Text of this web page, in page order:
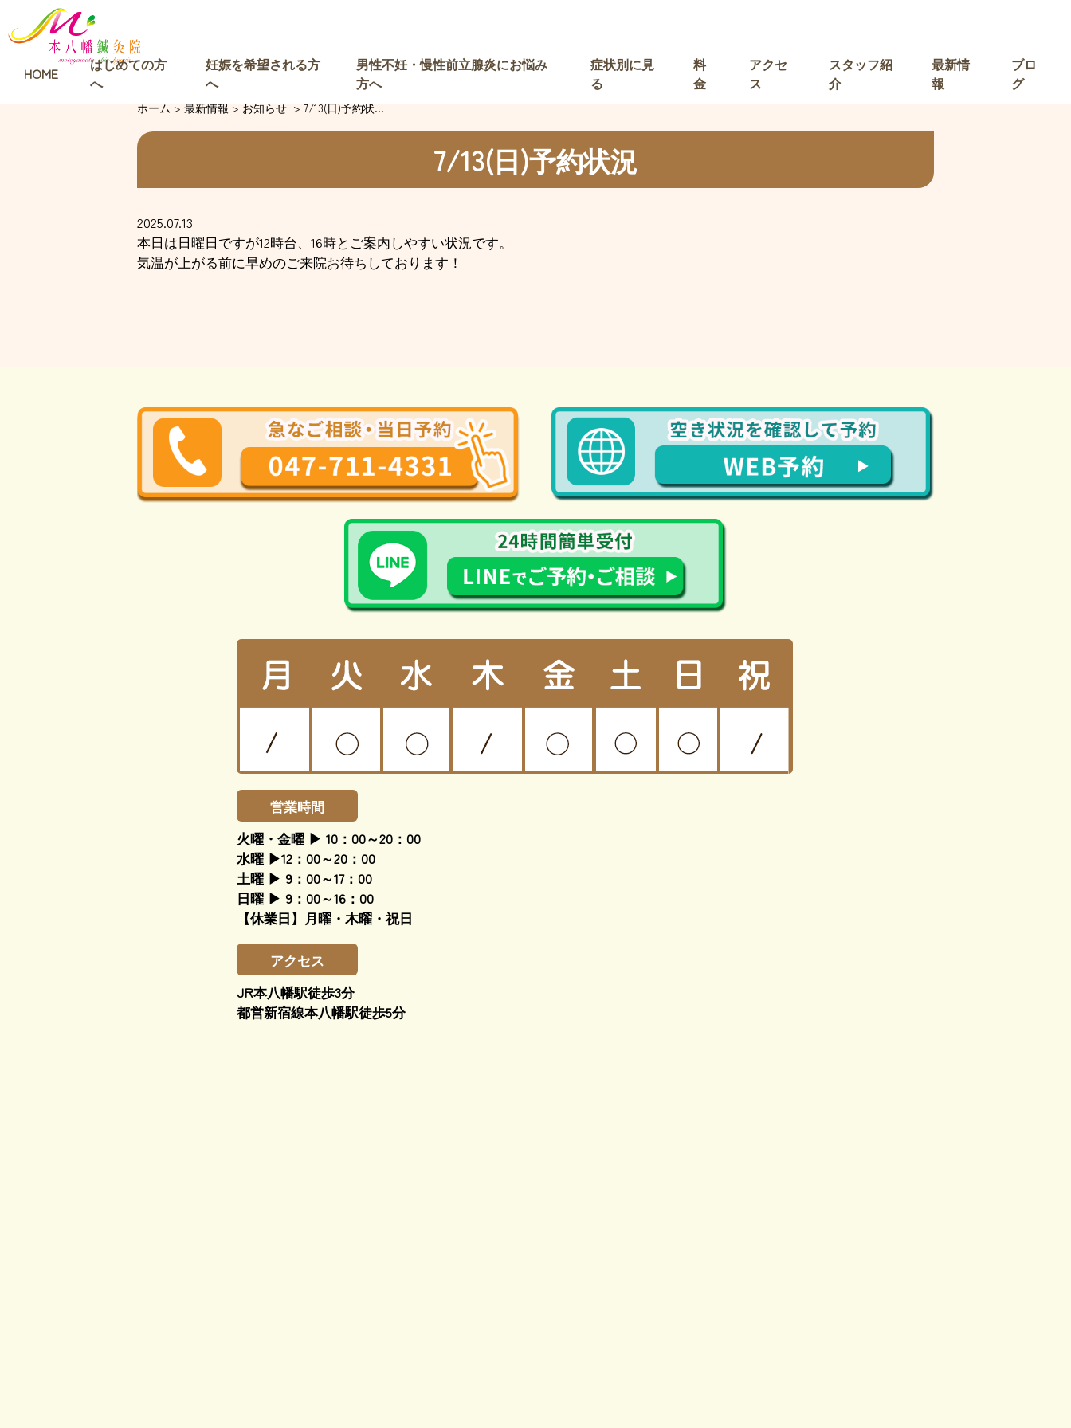
HOME
はじめての方
へ
妊娠を希望される方
へ
男性不妊・慢性前立腺炎にお悩み
方へ
症状別に見
る
料
金
アクセ
ス
スタッフ紹
介
最新情
報
ブロ
グ
ホーム > 最新情報 > お知らせ > 7/13(日)予約状...
7/13(日)予約状況
2025.07.13
本日は日曜日ですが12時台、16時とご案内しやすい状況です。
気温が上がる前に早めのご来院お待ちしております！
営業時間
火曜・金曜 ▶ 10：00～20：00
水曜 ▶12：00～20：00
土曜 ▶ 9：00～17：00
日曜 ▶ 9：00～16：00
【休業日】月曜・木曜・祝日
アクセス
JR本八幡駅徒歩3分
都営新宿線本八幡駅徒歩5分